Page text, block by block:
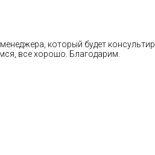
который будет
все хорошо. Благодарим.